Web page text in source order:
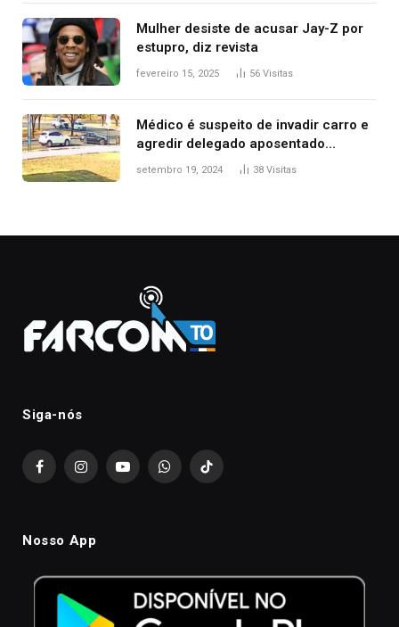
Mulher desiste de acusar Jay-Z por
estupro, diz revista
fevereiro 15, 2025 56 Visitas
Médico é suspeito de invadir carro e
agredir delegado aposentado
durante confusão no trânsito
setembro 19, 2024 38 Visitas
Siga-nós
FacebookInstagramYouTubeWhatsAppTikTok
Nosso App